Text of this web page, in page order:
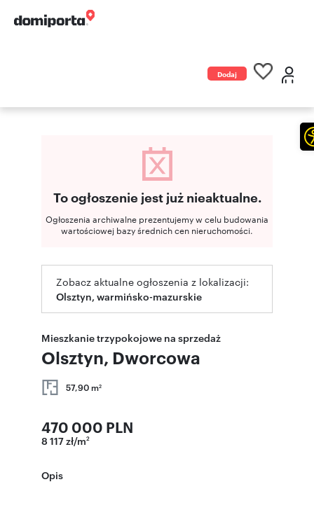
Dodaj
To ogłoszenie jest już nieaktualne.
Ogłoszenia archiwalne prezentujemy w celu budowania
wartościowej bazy średnich cen nieruchomości.
Zobacz aktualne ogłoszenia z lokalizacji:
Olsztyn, warmińsko-mazurskie
Mieszkanie trzypokojowe na sprzedaż
Olsztyn, Dworcowa
57,90 m2
470 000 PLN
8 117 zł/m2
Opis